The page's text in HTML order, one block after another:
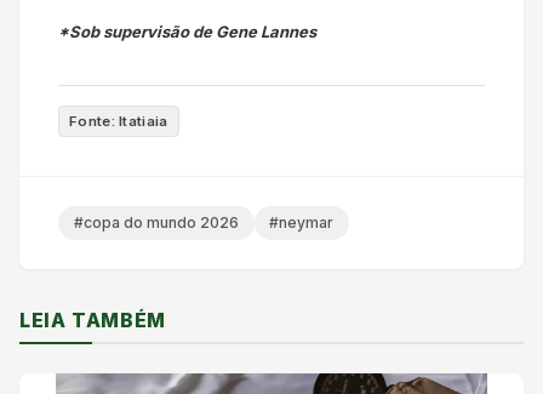
*Sob supervisão de Gene Lannes
Fonte: Itatiaia
#copa do mundo 2026 #neymar
LEIA TAMBÉM